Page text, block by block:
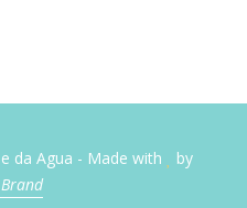
da Agua - Made with
by